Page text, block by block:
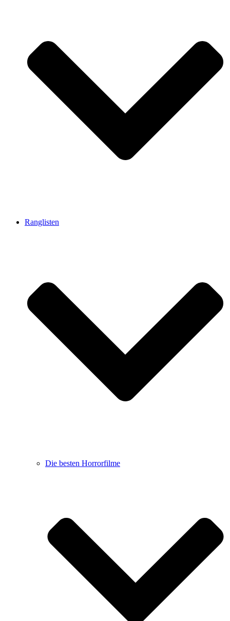
Ranglisten
Die besten Horrorfilme